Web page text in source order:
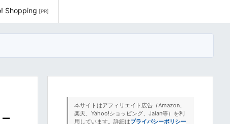
Shopping [PR]
本サイトはアフィリエイト広告（Amazon、
楽天、Yahoo!ショッピング、Jalan等）を利
用しています。詳細はプライバシーポリシー